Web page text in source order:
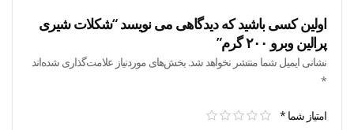
اولین کسی باشید که دیدگاهی می نویسد “شکلات شیری
پرالین وبرو ۲۰۰ گرم”
نشانی ایمیل شما منتشر نخواهد شد. بخش‌های موردنیاز علامت‌گذاری شده‌اند
*
امتیاز شما *